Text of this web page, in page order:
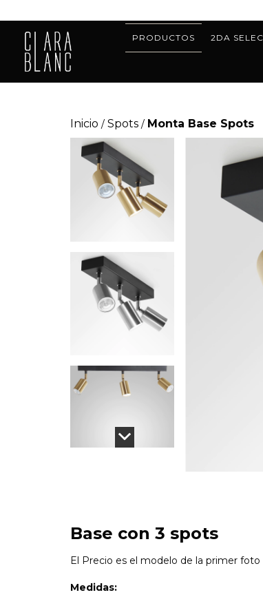
PRODUCTOS 2DA
Inicio / Spots / Monta Base Spots
Base con 3 spots
El Precio es el modelo de la primer foto
Medidas: